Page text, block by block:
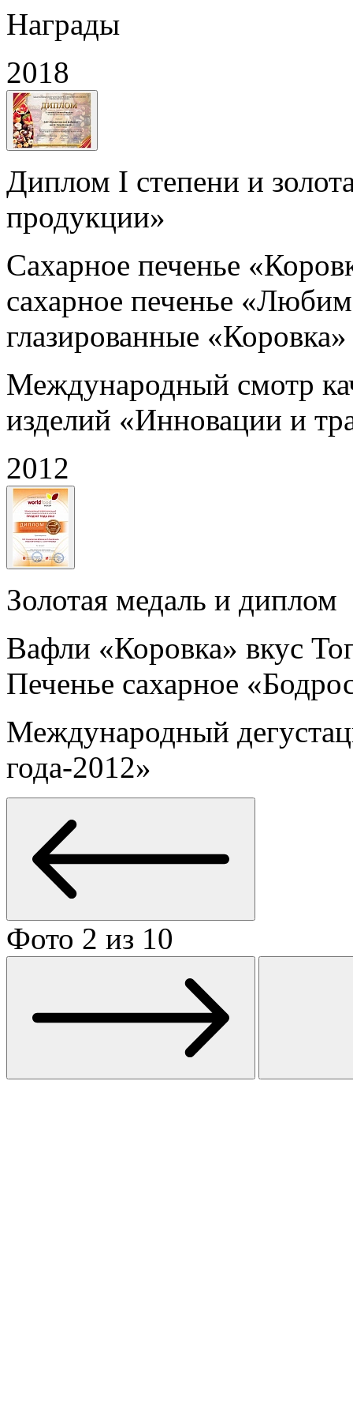
Награды
2018
Диплом I степени и
продукции»
Сахарное печенье
сахарное печенье
глазированные
Международный смотр
изделий «Инновации и
2012
Золотая медаль и диплом
Вафли «Коровка» вкус
Печенье сахарное
Международный
года-2012»
Фото 2 из 10